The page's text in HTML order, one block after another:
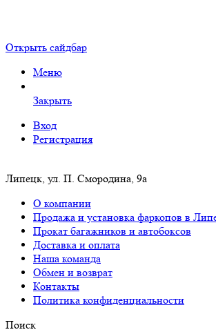
Открыть сайдбар
Меню
Закрыть
Вход
Регистрация
Липецк, ул. П. Смородина, 9а
О компании
Продажа и установка фаркопов в
Прокат багажников и автобоксов
Доставка и оплата
Наша команда
Обмен и возврат
Контакты
Политика конфиденциальности
Поиск